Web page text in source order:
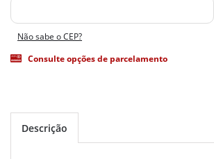
Não sabe o CEP?
Consulte opções de parcelamento
Descrição